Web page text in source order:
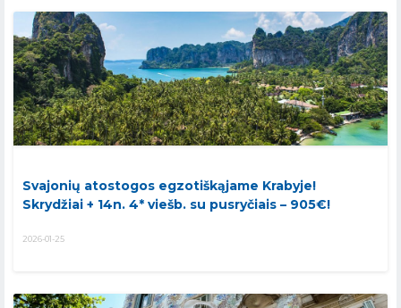
Svajonių atostogos egzotiškąjame Krabyje!
Skrydžiai + 14n. 4* viešb. su pusryčiais – 905€!
2026-01-25